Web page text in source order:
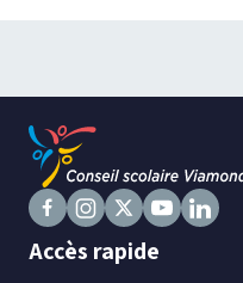
SuivezSuivezSuivez
nous
Suivez
Accès rapide